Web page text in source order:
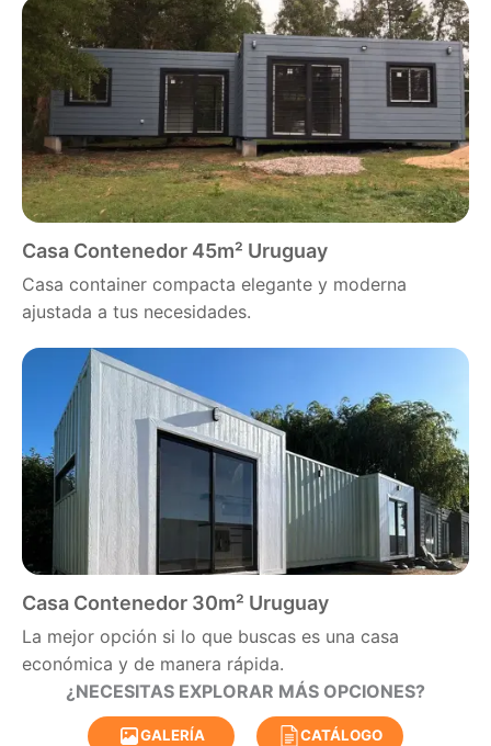
Casa Contenedor 45m² Uruguay
Casa container compacta elegante y moderna
ajustada a tus necesidades.
Casa Contenedor 30m² Uruguay
La mejor opción si lo que buscas es una casa
económica y de manera rápida.
¿NECESITAS EXPLORAR MÁS OPCIONES?
GALERÍA CATÁLOGO